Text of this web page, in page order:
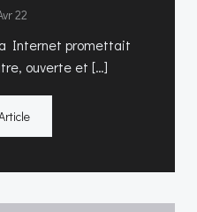
22
Internet promettait
ouverte et […]